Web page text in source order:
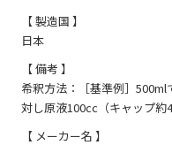
【 製造国 】
日本
【 備考 】
希釈方法：［基準例］
対し原液100cc（キャップ約4
【 メーカー名 】